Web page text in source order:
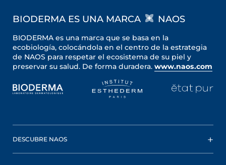
BIODERMA ES UNA MARCA NAOS
BIODERMA es una marca que se basa en la
ecobiología, colocándola en el centro de la estrategia
de NAOS para respetar el ecosistema de su piel y
preservar su salud. De forma duradera. www.naos.com
DESCUBRE NAOS